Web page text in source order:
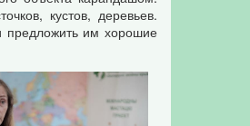
кустов, деревьев.
предложить им хорошие